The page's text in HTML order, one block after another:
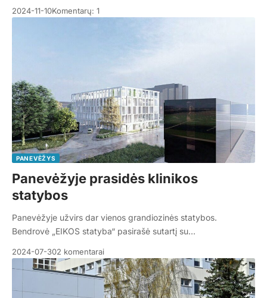
2024-11-10Komentarų: 1
PANEVĖŽYS
Panevėžyje prasidės klinikos
statybos
Panevėžyje užvirs dar vienos grandiozinės statybos.
Bendrovė „EIKOS statyba“ pasirašė sutartį su…
2024-07-302 komentarai